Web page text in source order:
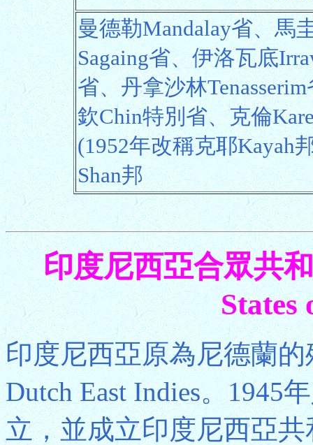
曼德勒Mandalay省、馬
Sagaing省、伊洛瓦底
省、丹拿沙林
欽Chin特別省、克倫
(1952年改稱克耶Kayah
Shan邦
印度尼西亞合眾共
States
印度尼西亞原為尼德蘭
Dutch East Indies。1945
立，並成立印度尼西亞